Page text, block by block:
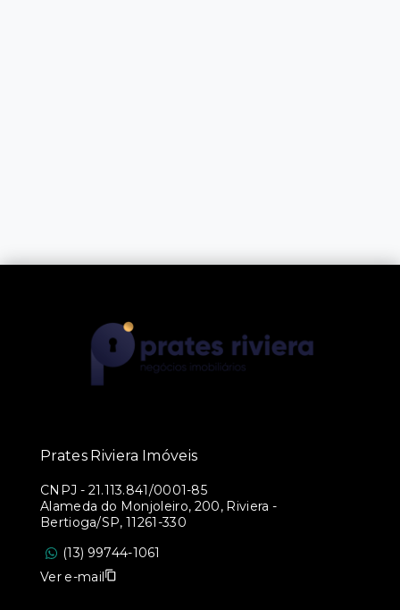
Prates Riviera Imóveis
CNPJ - 21.113.841/0001-85
Alameda do Monjoleiro, 200, Riviera -
Bertioga/SP, 11261-330
(13) 99744-1061
Ver e-mail